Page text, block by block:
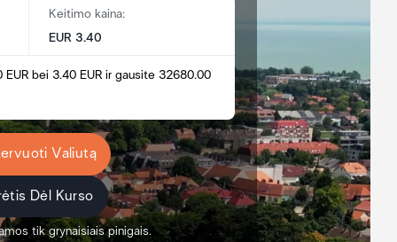
Keitimo kaina:
EUR 3.40
bei 3.40 EUR ir gausite 32680.00
Valiutą
Dėl Kurso
tik grynaisiais pinigais.